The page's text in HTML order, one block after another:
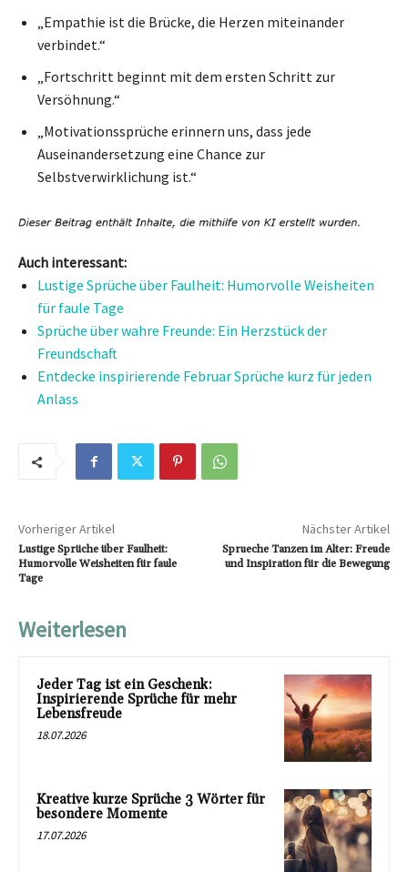
„Empathie ist die Brücke, die Herzen miteinander
verbindet.“
„Fortschritt beginnt mit dem ersten Schritt zur
Versöhnung.“
„Motivationssprüche erinnern uns, dass jede
Auseinandersetzung eine Chance zur
Selbstverwirklichung ist.“
Auch interessant:
Lustige Sprüche über Faulheit: Humorvolle Weisheiten
für faule Tage
Sprüche über wahre Freunde: Ein Herzstück der
Freundschaft
Entdecke inspirierende Februar Sprüche kurz für jeden
Anlass
Vorheriger Artikel
Lustige Sprüche über Faulheit:
Humorvolle Weisheiten für faule
Tage
Nächster Artikel
Sprueche Tanzen im Alter: Freude
und Inspiration für die Bewegung
Weiterlesen
Jeder Tag ist ein Geschenk:
Inspirierende Sprüche für mehr
Lebensfreude
18.07.2026
Kreative kurze Sprüche 3 Wörter für
besondere Momente
17.07.2026